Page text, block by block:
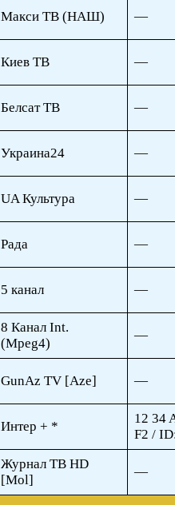
Макси ТВ (НАШ) —
Киев ТВ —
Белсат ТВ —
Украина24 —
UA Культура —
Рада —
5 канал —
8 Канал Int.
(Mpeg4)
—
GunAz TV [Aze] —
Интер + *
12 34
F2 /
Журнал ТВ HD
[Mol]
—